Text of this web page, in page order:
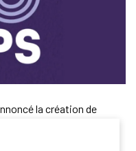
la création de
2014, l’ancienne athlète